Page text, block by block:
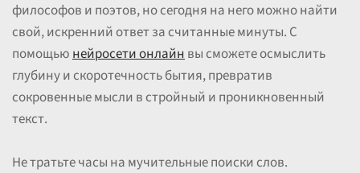
философов и поэтов, но сегодня на него можно найти
свой, искренний ответ за считанные минуты. С
помощьюнейросети онлайнвы сможете осмыслить
глубину и скоротечность бытия, превратив
сокровенные мысли в стройный и проникновенный
текст.
Не тратьте часы на мучительные поиски слов.